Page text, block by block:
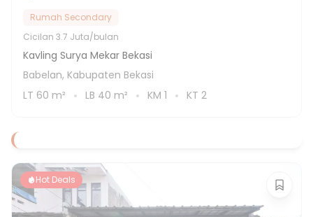
Rumah Secondary
Cicilan 3.7 Juta/bulan
Kavling Surya Mekar Bekasi
Babelan, Kabupaten Bekasi
LT 60 m² LB 40 m² KM 1 KT 2
Hot Deals